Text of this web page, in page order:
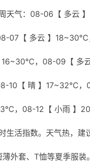
天气：08-06【 多云 】
07【 多云 】18~30℃
，08-09【 多云
10【 晴 】17~32℃，
，08-12【 小雨 】
生活指数。天气热，建
外套、T恤等夏季服装